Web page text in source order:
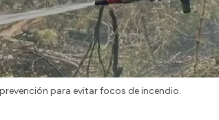
para evitar focos de incendio.